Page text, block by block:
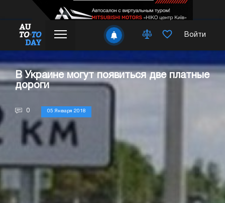
Войти
В Украине могут появиться две платные
дороги
0 05 Января 2018